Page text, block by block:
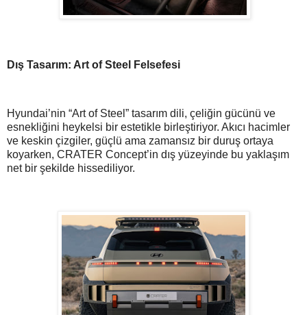
Dış Tasarım: Art of Steel Felsefesi
Hyundai’nin “Art of Steel” tasarım dili, çeliğin gücünü ve
esnekliğini heykelsi bir estetikle birleştiriyor. Akıcı hacimler
ve keskin çizgiler, güçlü ama zamansız bir duruş ortaya
koyarken, CRATER Concept’in dış yüzeyinde bu yaklaşım
net bir şekilde hissediliyor.